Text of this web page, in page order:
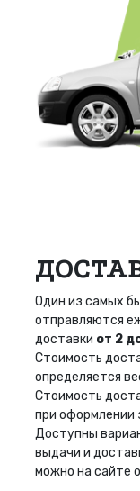
Один из самых
отправляются
доставки от 2
Стоимость
определяется
Стоимость
при оформлении
Доступны
выдачи и
можно на сайте